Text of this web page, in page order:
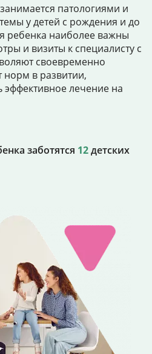
патологиями и
у детей с рождения и до
ребенка наиболее важны
и визиты к специалисту с
своевременно
норм в развитии,
эффективное лечение на
заботятся 12детских
55-55
на приём